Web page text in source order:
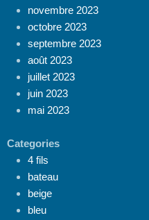
novembre 2023
octobre 2023
septembre 2023
août 2023
juillet 2023
juin 2023
mai 2023
Categories
4 fils
bateau
beige
bleu